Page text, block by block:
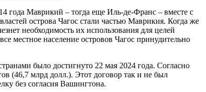
года Маврикий – тогда еще Иль-де-Франс – вместе с
острова Чагос стали частью Маврикия. Когда же
необходимость их использования для целей
местное население островов Чагос принудительно
было достигнуто 22 мая 2024 года. Согласно
(46,7 млрд долл.). Этот договор так и не был
без согласия Вашингтона.